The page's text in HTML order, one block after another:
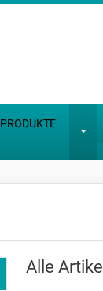
PRODUKTE
Alle Artikel